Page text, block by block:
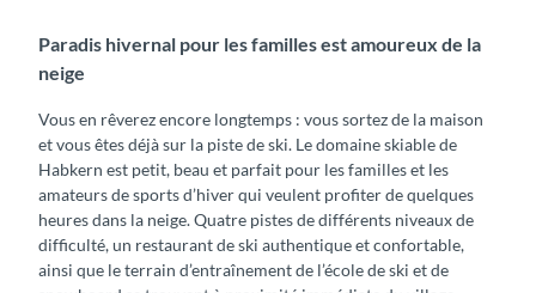
Paradis hivernal pour les familles est amoureux de la
neige
Vous en rêverez encore longtemps : vous sortez de la maison
et vous êtes déjà sur la piste de ski. Le domaine skiable de
Habkern est petit, beau et parfait pour les familles et les
amateurs de sports d’hiver qui veulent profiter de quelques
heures dans la neige. Quatre pistes de différents niveaux de
difficulté, un restaurant de ski authentique et confortable,
ainsi que le terrain d’entraînement de l’école de ski et de